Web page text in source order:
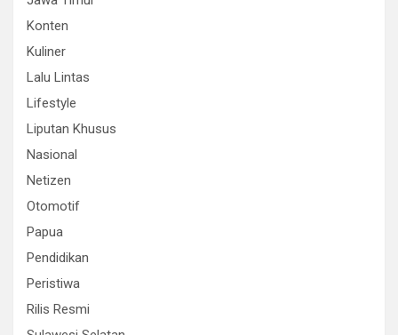
Konten
Kuliner
Lalu Lintas
Lifestyle
Liputan Khusus
Nasional
Netizen
Otomotif
Papua
Pendidikan
Peristiwa
Rilis Resmi